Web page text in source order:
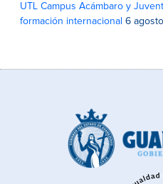
UTL Campus Acámbaro y
formación internacional 6